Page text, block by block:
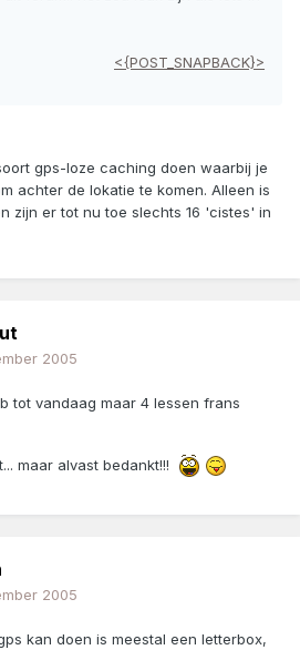
<{POST_SNAPBACK}>
gps-loze caching doen waarbij je
achter de lokatie te komen. Alleen is
zijn er tot nu toe slechts 16 'cistes' in
2005
tot vandaag maar 4 lessen frans
maar alvast bedankt!!!
2005
kan doen is meestal een letterbox,